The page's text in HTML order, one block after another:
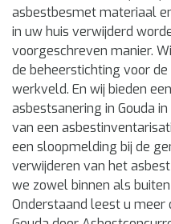
asbestbesmet materiaal
in uw huis verwijderd
voorgeschreven manier.
de beheerstichting voor
werkveld. En wij bieden
asbestsanering in Gouda
van een
een sloopmelding bij de
verwijderen van het
we zowel binnen als
Onderstaand leest u meer